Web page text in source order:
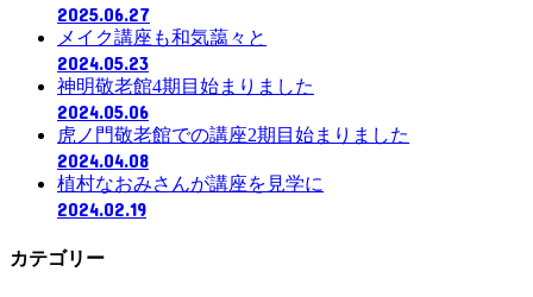
2025.06.27
メイク講座も和気藹々と
2024.05.23
神明敬老館4期目始まりました
2024.05.06
虎ノ門敬老館での講座2期目始まりました
2024.04.08
植村なおみさんが講座を見学に
2024.02.19
カテゴリー